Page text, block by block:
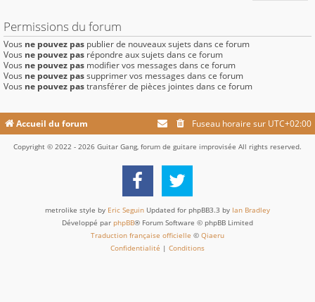
Permissions du forum
Vous ne pouvez pas publier de nouveaux sujets dans ce forum
Vous ne pouvez pas répondre aux sujets dans ce forum
Vous ne pouvez pas modifier vos messages dans ce forum
Vous ne pouvez passupprimer vos messages dans ce forum
Vous ne pouvez pastransférer de pièces jointes dans ce forum
Accueil du forum Fuseau horaire sur UTC+02:00
Copyright © 2022 - 2026 Guitar Gang, forum de guitare improvisée All rights reserved.
metrolike style by Eric Seguin Updated for phpBB3.3 by Ian Bradley
Développé par phpBB® Forum Software © phpBB Limited
Traduction française officielle © Qiaeru
Confidentialité | Conditions